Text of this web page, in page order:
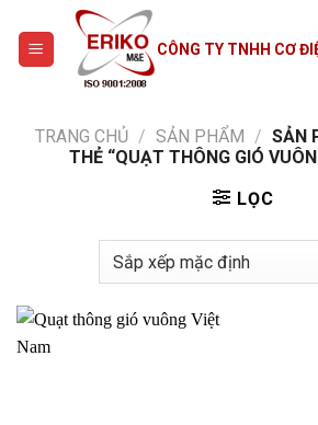
content
CÔNG TY TNHH CƠ
TRANG CHỦ / SẢN PHẨM / SẢN
THẺ “QUẠT THÔNG GIÓ
LỌC